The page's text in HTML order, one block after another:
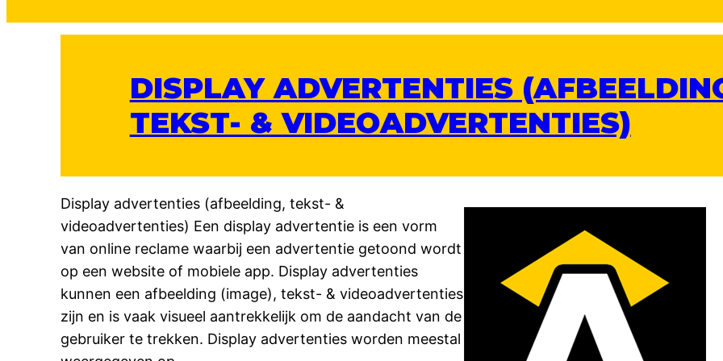
DISPLAY ADVERTENTIES
TEKST- & VIDEOADVERTENTIES)
Display advertenties (afbeelding, tekst- &
videoadvertenties) Een display advertentie is een vorm
van online reclame waarbij een advertentie getoond wordt
op een website of mobiele app. Display advertenties
kunnen een afbeelding (image), tekst- & videoadvertenties
zijn en is vaak visueel aantrekkelijk om de aandacht van de
gebruiker te trekken. Display advertenties worden meestal